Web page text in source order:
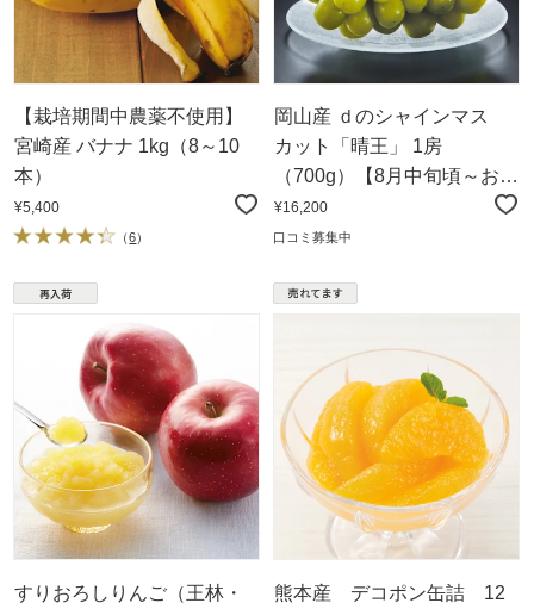
【栽培期間中農薬不使用】
宮崎産 バナナ 1kg（8～10
本）
¥5,400
（6）
岡山産 ｄのシャインマス
カット「晴王」 1房
（700g）【8月中旬頃～お届
け】
¥16,200
口コミ募集中
すりおろしりんご（王林・ 熊本産 デコポン缶詰 12